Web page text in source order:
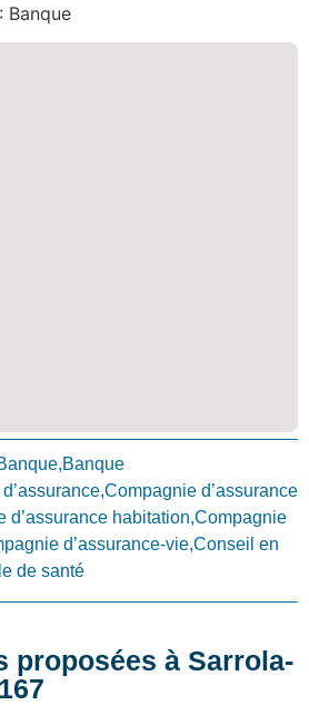
Banque
d’assurance
d’assurance habitation,Compagnie
d’assurance-vie,Conseil en
de santé
proposées à Sarrola-